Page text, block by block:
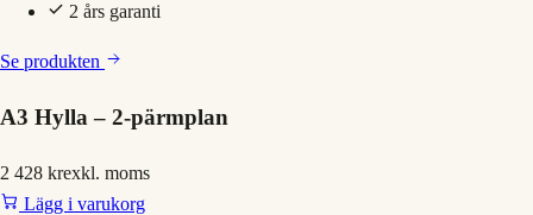
2 års garanti
Se produkten
A3 Hylla – 2-pärmplan
2 428 krexkl. moms
Lägg i varukorg